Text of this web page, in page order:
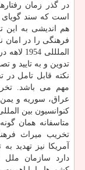
در گذر زمان
است كه سند
هم اندیشی به این
فرهنگی را در امان
تدوین و به تایید و
نكته قابل تامل در
مهم می باشد.
عراق، سوریه و
كنوانسیون بین
متاسفانه همان
تخریب میراث
آمریكا نیز تهدید
دارد سازمان ملل